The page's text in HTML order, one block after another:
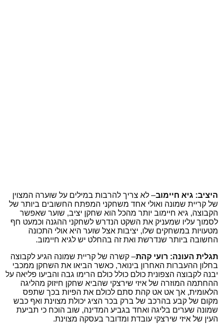
היציב: גיא חיימוב– לא צריך להרבות במילים על שוערה המצוין
של קריית שמונה ואולי אחד משחקני המפתח החשובים ביותר של
הקבוצה, גיא חיימוב יותר מהכל הוא שחקן יציב, שוער שאפשר
לסמוך עליו שמעניק את השקט הנדרש לשחקני ההגנה וכמעט חף
מטעויות במשחקים שלו, יציבות אצל שוער היא אולי התכונה
החשובה ביותר שנדרשת ואת זה בהחלט יש לגיא חיימוב.
תגלית העונה: רועי קהת– קשרה של קריית שמונה הגיע לקבוצה
בחלון ההעברות האחרון בינואר, כאשר הביאו את השחקן ממכבי
יבנה לקבוצה הצפונית כולם כולל כולם הרימו גבה והביעו פליאה על
ההחתמה המוזרה של איזי שירצקי שהביא שחקן חיזוק מהליגה
הלאומית, אך אט אט קהת סתם לכולם את הפיות בכך שתפס
מקום של קבע בהרכב של ברק בכר הציג יכולת מצוינת ואף כבש
שמונה שערים בליגה ואחד בגביע המדינה, שוב הוכח כי תביעת
העין של איזי שירצקי עובדת ומדובר בעסקה מצוינת.